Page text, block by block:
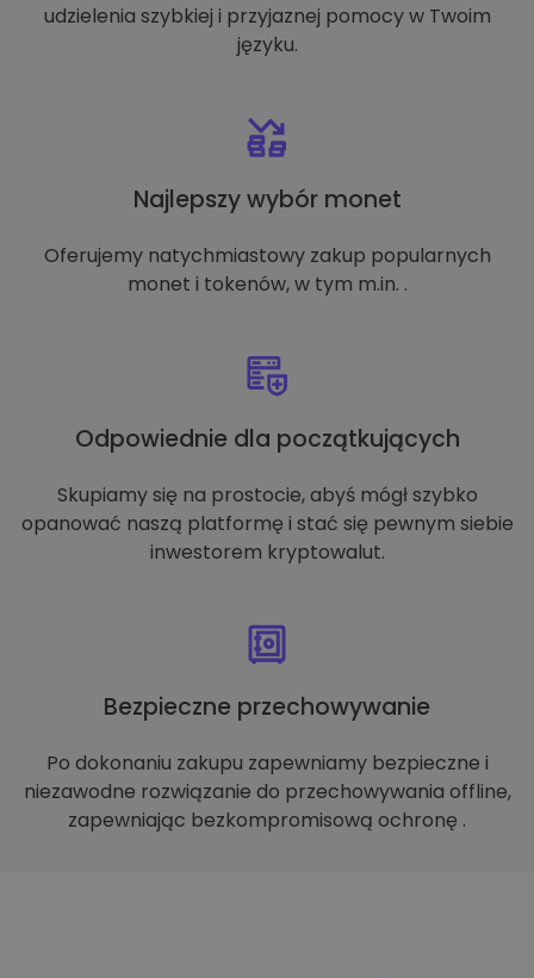
udzielenia szybkiej i przyjaznej pomocy w Twoim
języku.
Najlepszy wybór monet
Oferujemy natychmiastowy zakup popularnych
monet i tokenów, w tym m.in. .
Odpowiednie dla początkujących
Skupiamy się na prostocie, abyś mógł szybko
opanować naszą platformę i stać się pewnym siebie
inwestorem kryptowalut.
Bezpieczne przechowywanie
Po dokonaniu zakupu zapewniamy bezpieczne i
niezawodne rozwiązanie do przechowywania offline,
zapewniając bezkompromisową ochronę .